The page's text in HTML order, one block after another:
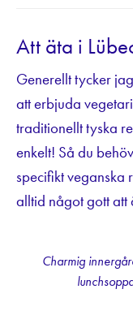
Att äta i
Generellt tycker
att erbjuda
traditionellt tyska
enkelt! Så du
specifikt veganska
alltid något gott att
Charmig